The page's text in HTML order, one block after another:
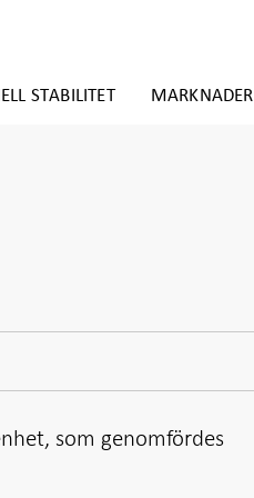
STABILITET MARKNADER
som genomfördes